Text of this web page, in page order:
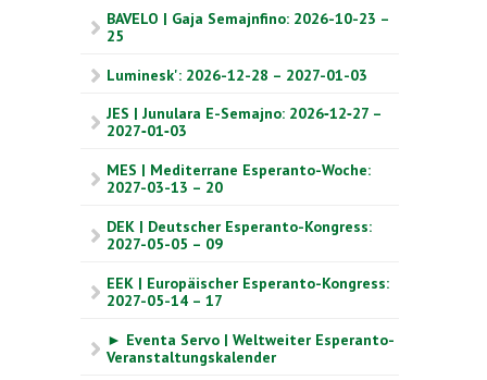
BAVELO | Gaja Semajnfino: 2026-10-23 –
25
Luminesk': 2026-12-28 – 2027-01-03
JES | Junulara E-Semajno: 2026‑12‑27 –
2027‑01‑03
MES | Mediterrane Esperanto-Woche:
2027-03-13 – 20
DEK | Deutscher Esperanto-Kongress:
2027-05-05 – 09
EEK | Europäischer Esperanto-Kongress:
2027-05-14 – 17
► Eventa Servo | Weltweiter Esperanto-
Veranstaltungskalender